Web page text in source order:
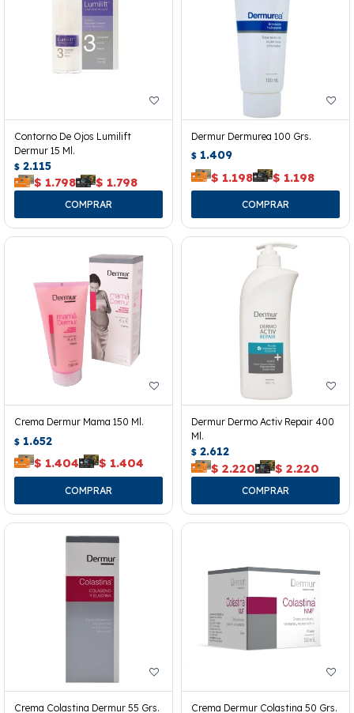
Contorno De Ojos Lumilift
Dermur 15 Ml.
$ 2.115
$ 1.798 $ 1.798
Dermur Dermurea 100 Grs.
$ 1.409
$ 1.198 $ 1.198
Crema Dermur Mama 150 Ml.
$ 1.652
$ 1.404 $ 1.404
Dermur Dermo Activ Repair 400
Ml.
$ 2.612
$ 2.220 $ 2.220
Crema Colastina Dermur 55 Grs. Crema Dermur Colastina 50 Grs.